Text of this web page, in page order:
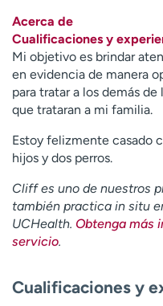
Empleados
Atención a medios de
comunicación
Contáctenos
A
y
d
a
m
e
e
Acerca de
Cualificaciones y
Mi objetivo es brindar
en evidencia de manera
para tratar a los demás
que trataran a mi familia.
Estoy felizmente casado
hijos y dos perros.
Cliff es uno de nuestros
también practica in situ
UCHealth. Obtenga más
servicio.
Cualificaciones y